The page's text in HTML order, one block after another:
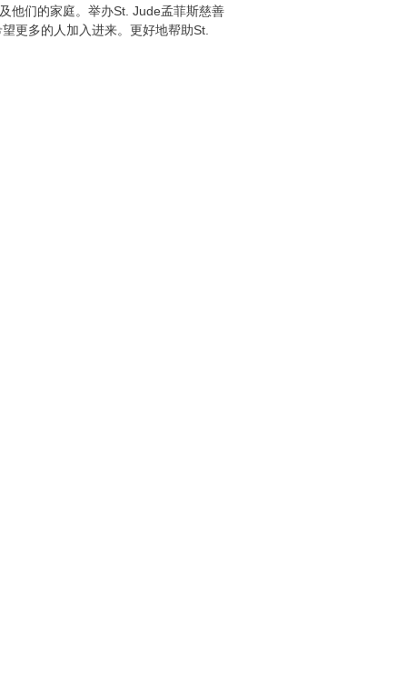
他们的家庭。举办St. Jude孟菲斯慈善
更多的人加入进来。更好地帮助St.